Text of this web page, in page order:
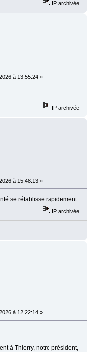
IP archivée
à 13:55:24 »
IP archivée
à 15:48:13 »
se rétablisse rapidement.
IP archivée
à 12:22:14 »
à Thierry, notre président,